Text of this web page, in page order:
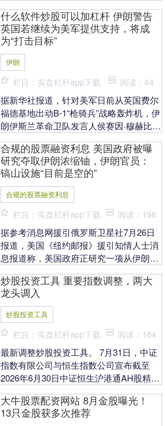
8....
什么软件炒股可以加杠杆 伊朗警告
英国若继续为美军提供支持，将成
为“打击目标”
伊朗
栏目：实盘杠杆app下载 阅读：64
据新华社报道，针对美军日前从英国费尔
福德基地出动B-1“枪骑兵”战略轰炸机，伊
朗伊斯兰革命卫队发言人侯赛因·穆赫比
它将成为....
合规的股票融资利息 美国政府被曝
研究夺取伊朗浓缩铀，伊朗官员：
镐山设施“目前是空的”
合规的股票融资利息
栏目：实盘杠杆app下载 阅读：196
据参考消息网援引俄罗斯卫星社7月26日
报道，美国《纽约邮报》援引知情人士消
息报道称，美国政府正研究一项从伊朗核
此部署数千名军....
炒股投资工具 重要指数调整，两大
龙头调入
炒股投资工具
栏目：实盘杠杆app下载 阅读：184
最新调整炒股投资工具。 7月31日，中证
指数有限公司与恒生指数公司宣布截至
2026年6月30日中证恒生沪港通AH股精明
港通A....
大牛股票配资网站 8月金股曝光！
13只金股获多次推荐